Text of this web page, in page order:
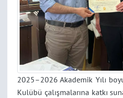
2025–2026 Akademik Yılı
Kulübü çalışmalarına katkı